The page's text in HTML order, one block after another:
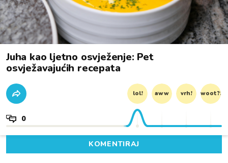
Juha kao ljetno osvježenje: Pet
osvježavajućih recepata
lol! aww vrh! woot?!
0
KOMENTIRAJ